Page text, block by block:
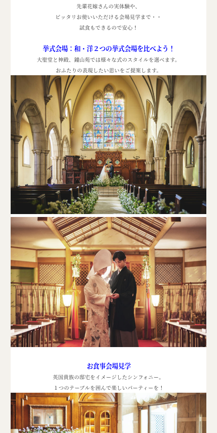
先輩花嫁さんの実体験や、
ピッタリお使いいただける会場見学まで・・
試食もできるので安心！
挙式会場：和・洋２つの挙式会場を比べよう！
大聖堂と神殿、鐘山苑では様々な式のスタイルを選べます。
おふたりの表現したい思いをご提案します。
お食事会場見学
英国貴族の邸宅をイメージしたシンフォニー。
１つのテーブルを囲んで楽しいパーティーを！